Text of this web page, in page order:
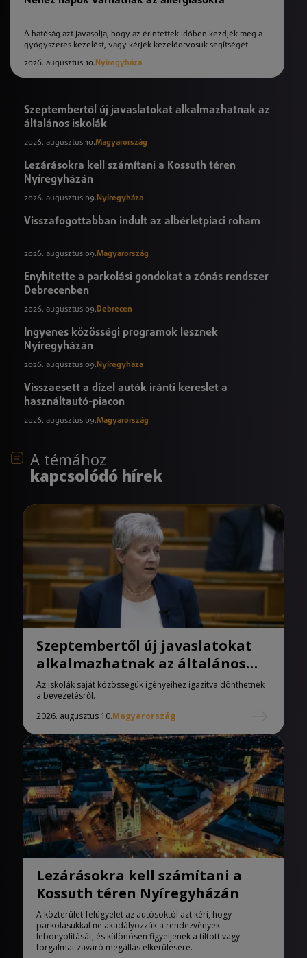
A hatóság azt javasolja, hogy az érintettek időben kezdjék meg a
gyógyszeres kezelést, vagy kérjék kezelőorvosuk segítségét.
2026. augusztus 10. Nyíregyháza
Szeptembertől új javaslatokat alkalmazhatnak az
általános iskolák
2026. augusztus 10.Magyarország
Lezárásokra kell számítani a Kossuth téren
Nyíregyházán
2026. augusztus 09. Nyíregyháza
Visszafogottabban indult az albérletpiaci roham
2026. augusztus 09.Magyarország
Enyhítette a parkolási gondokat a zónás rendszer
Debrecenben
2026. augusztus 09.Debrecen
Ingyenes közösségi programok lesznek
Nyíregyházán
2026. augusztus 09. Nyíregyháza
Visszaesett a dízel autók iránti kereslet a
használtautó-piacon
2026. augusztus 09.Magyarország
A témához
kapcsolódó hírek
Szeptembertől új javaslatokat
alkalmazhatnak az általános
iskolák
Az iskolák saját közösségük igényeihez igazítva dönthetnek
a bevezetésről.
2026. augusztus 10.Magyarország
Lezárásokra kell számítani a
Kossuth téren Nyíregyházán
A közterület-felügyelet az autósoktól azt kéri, hogy
parkolásukkal ne akadályozzák a rendezvények
lebonyolítását, és különösen figyeljenek a tiltott vagy
forgalmat zavaró megállás elkerülésére.